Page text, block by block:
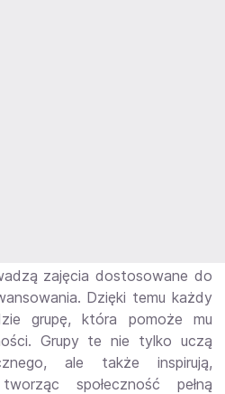
pełnych pasji i
tancerzy –
indywidualne podejście,
zajęcia dostosowane do
Dzięki temu każdy
grupę, która pomoże mu
Grupy te nie tylko uczą
ale także inspirują,
społeczność pełną